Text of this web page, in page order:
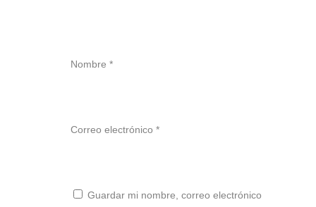
Nombre *
Correo electrónico *
Guardar mi nombre, correo electrónico